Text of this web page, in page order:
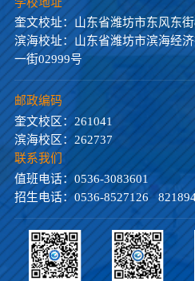
奎文校址：山东省潍坊市东风东
滨海校址：山东省潍坊市滨海经
一街02999号
邮政编码
奎文校区：261041
滨海校区：262737
联系我们
值班电话：0536-3083601
招生电话：0536-8527126